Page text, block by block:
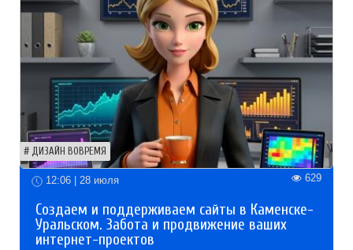
ДИЗАЙН ВОВРЕМЯ
12:06 | 28 июля 629
Создаем и поддерживаем сайты в Каменске-
Уральском. Забота и продвижение ваших
интернет-проектов